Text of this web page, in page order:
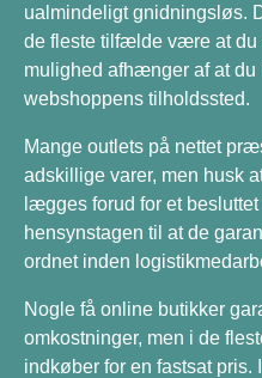
ualmindeligt gnidningsløs.
de fleste tilfælde være at du
mulighed afhænger af at
webshoppens tilholdssted.
Mange outlets på nettet
adskillige varer, men husk
lægges forud for et
hensynstagen til at de
ordnet inden
Nogle få online butikker
omkostninger, men i de
indkøber for en fastsat pris.